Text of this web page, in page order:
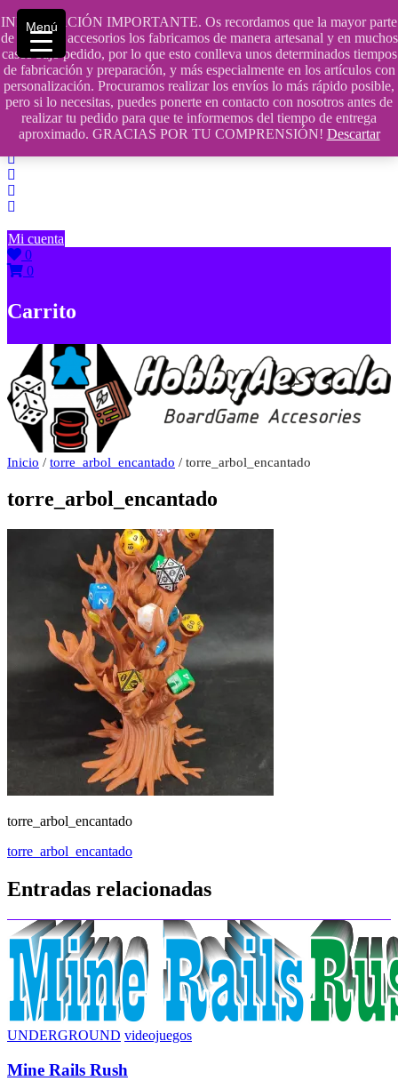
INFORMACIÓN IMPORTANTE. Os recordamos que la mayor parte
de nuestros accesorios los fabricamos de manera artesanal y en muchos
casos bajo pedido, por lo que esto conlleva unos determinados tiempos
de fabricación y preparación, y más especialmente en los artículos con
personalización. Procuramos realizar los envíos lo más rápido posible,
pero si lo necesitas, puedes ponerte en contacto con nosotros antes de
realizar tu pedido para que te informemos del tiempo de entrega
aproximado. GRACIAS POR TU COMPRENSIÓN! Descartar
Saltar
contenido
609241475 SOLO DE 10:00 a 14:00
info@hobbyaescala.com
San Fernando de Henares
10:00 - 14:00
Mi cuenta
0
0
Carrito
Inicio / torre_arbol_encantado / torre_arbol_encantado
torre_arbol_encantado
torre_arbol_encantado
Navegación
de
entradas
torre_arbol_encantado
Entradas relacionadas
UNDERGROUND videojuegos
Mine Rails Rush
Menú